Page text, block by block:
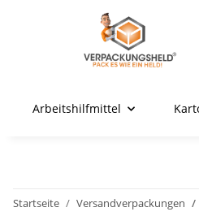
Arbeitshilfmittel
Startseite Versandverpackungen